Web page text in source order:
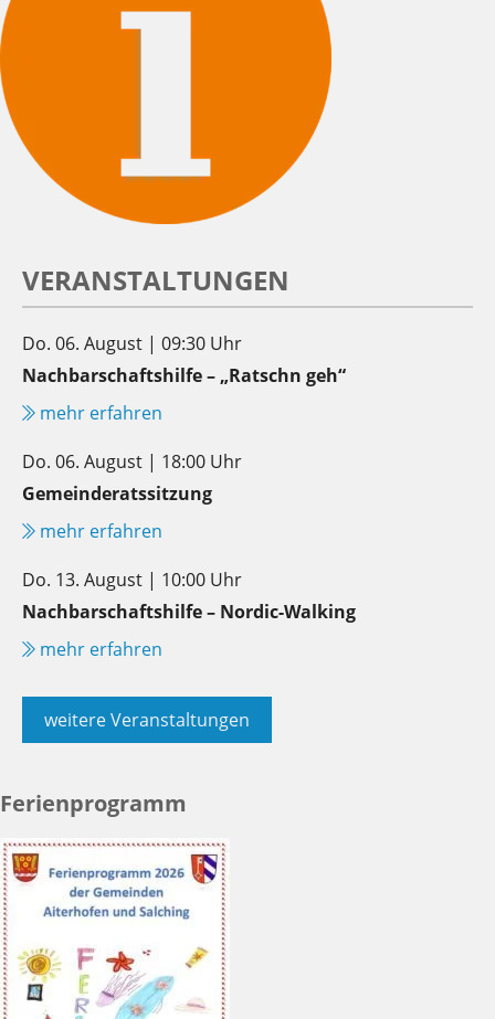
VERANSTALTUNGEN
Do. 06. August | 09:30 Uhr
Nachbarschaftshilfe – „Ratschn geh“
mehr erfahren
Do. 06. August | 18:00 Uhr
Gemeinderatssitzung
mehr erfahren
Do. 13. August | 10:00 Uhr
Nachbarschaftshilfe – Nordic-Walking
mehr erfahren
weitere Veranstaltungen
Ferienprogramm